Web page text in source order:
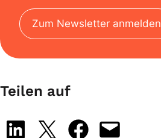
Zum Newsletter anmelden
Teilen auf
Share on LinkedIn
Share on X Share on Facebook
Email this Page